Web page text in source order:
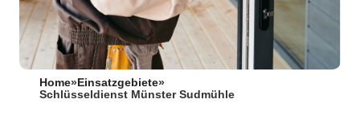
Home» Einsatzgebiete»
Schlüsseldienst Münster Sudmühle